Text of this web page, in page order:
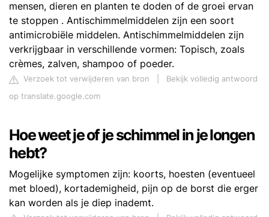
mensen, dieren en planten te doden of de groei ervan
te stoppen . Antischimmelmiddelen zijn een soort
antimicrobiële middelen. Antischimmelmiddelen zijn
verkrijgbaar in verschillende vormen: Topisch, zoals
crèmes, zalven, shampoo of poeder.
Verzoek tot verwijderen van bron
Bekijk volledig antwoord
op translate.google.com
Hoe weet je of je schimmel in je longen
hebt?
Mogelijke symptomen zijn: koorts, hoesten (eventueel
met bloed), kortademigheid, pijn op de borst die erger
kan worden als je diep inademt.